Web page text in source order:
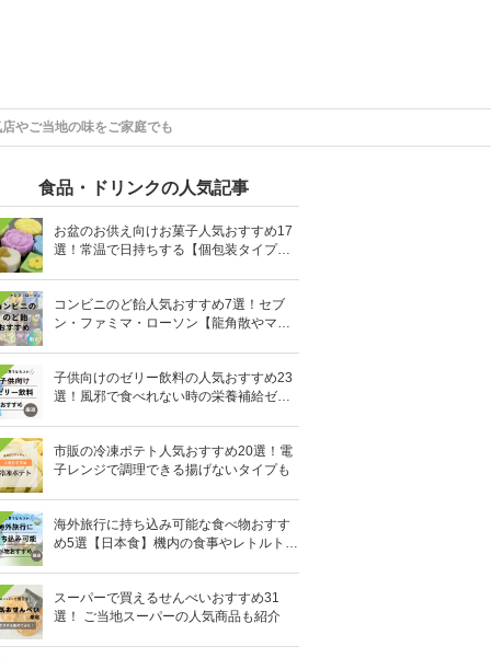
やご当地の味をご家庭でも
食品・ドリンクの人気記事
お盆のお供え向けお菓子人気おすすめ17
選！常温で日持ちする【個包装タイプ
コンビニのど飴人気おすすめ7選！セブ
ン・ファミマ・ローソン【龍角散やマヌ
子供向けのゼリー飲料の人気おすすめ23
選！風邪で食べれない時の栄養補給ゼリ
市販の冷凍ポテト人気おすすめ20選！電
子レンジで調理できる揚げないタイプも
海外旅行に持ち込み可能な食べ物おすす
め5選【日本食】機内の食事やレトルト食
スーパーで買えるせんべいおすすめ31
選！ ご当地スーパーの人気商品も紹介